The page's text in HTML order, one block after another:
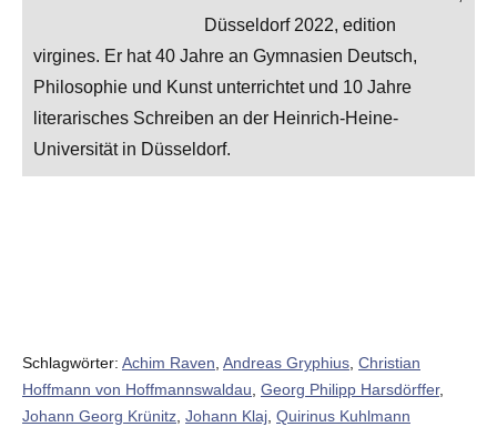
Düsseldorf 2022, edition
virgines. Er hat 40 Jahre an Gymnasien Deutsch,
Philosophie und Kunst unterrichtet und 10 Jahre
literarisches Schreiben an der Heinrich-Heine-
Universität in Düsseldorf.
Schlagwörter: Achim Raven Andreas Gryphius Christian
Hoffmann von Hoffmannswaldau Georg Philipp Harsdörffer,
Johann Georg Krünitz Johann Klaj Quirinus Kuhlmann